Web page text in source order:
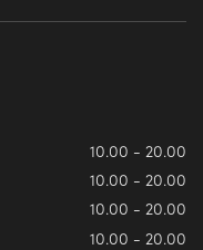
10.00 - 20.00
10.00 - 20.00
10.00 - 20.00
10.00 - 20.00